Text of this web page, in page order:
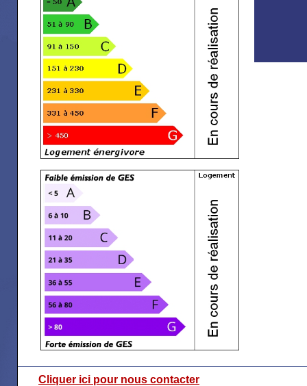
Cliquer ici pour nous contacter